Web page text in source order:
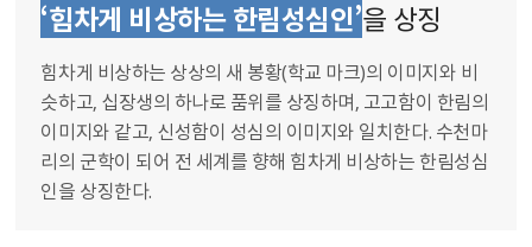
‘힘차게 비상하는 한림성심인’을 상징
힘차게 비상하는 상상의 새 봉황(학교 마크)의 이미지와 비
슷하고, 십장생의 하나로 품위를 상징하며, 고고함이 한림의
이미지와 같고, 신성함이 성심의 이미지와 일치한다. 수천마
리의 군학이 되어 전 세계를 향해 힘차게 비상하는 한림성심
인을 상징한다.